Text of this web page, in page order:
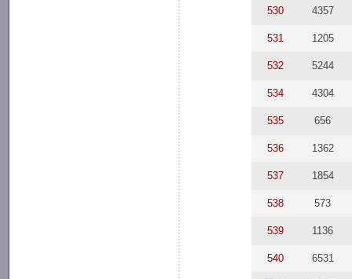
530 4357
531 1205
532 5244
534 4304
535 656
536 1362
537 1854
538 573
539 1136
540 6531